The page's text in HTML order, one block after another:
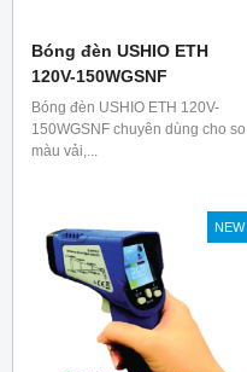
Bóng đèn USHIO ETH
120V-150WGSNF
Bóng đèn USHIO ETH 120V-
150WGSNF chuyên dùng cho so
màu vải,...
NEW